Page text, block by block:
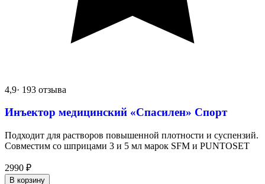
4,9· 193 отзыва
Инъектор медицинский «Спасилен» Спорт
Подходит для растворов повышенной плотности и суспензий.
Совместим со шприцами 3 и 5 мл марок SFM и PUNTOSET
2990 ₽
В корзину